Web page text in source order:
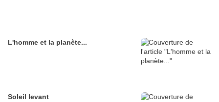
L'homme et la planète...
Soleil levant